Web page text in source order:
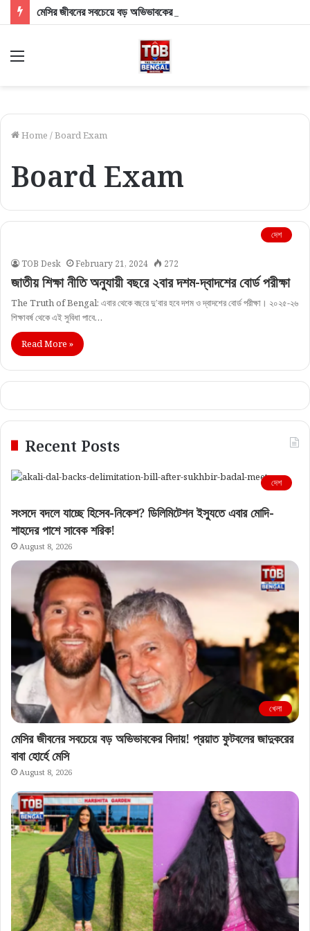
Menu
Home /Board Exam
Board Exam
দেশ
TOB Desk February 21, 2024 272
জাতীয় শিক্ষা নীতি অনুযায়ী বছরে ২বার দশম-দ্বাদশের বোর্ড পরীক্ষা
The Truth of Bengal: এবার থেকে বছরে দু’বার হবে দশম ও দ্বাদশের বোর্ড পরীক্ষা। ২০২৫-২৬
শিক্ষাবর্ষ থেকে এই সুবিধা পাবে…
Read More »
Recent Posts
দেশ
সংসদে বদলে যাচ্ছে হিসেব-নিকেশ? ডিলিমিটেশন ইস্যুতে এবার মোদি-
শাহদের পাশে সাবেক শরিক!
August 8, 2026
খেলা
মেসির জীবনের সবচেয়ে বড় অভিভাবকের বিদায়! প্রয়াত ফুটবলের জাদুকরের
বাবা হোর্হে মেসি
August 8, 2026